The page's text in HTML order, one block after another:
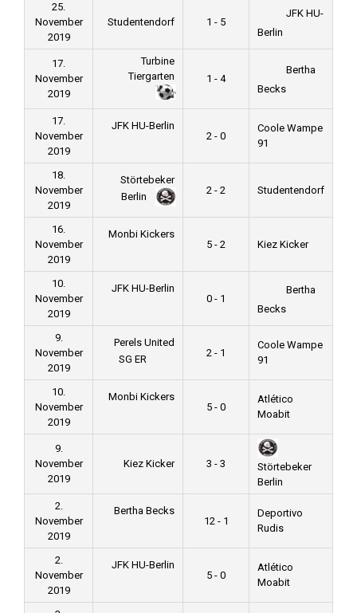
25.
November
2019
Studentendorf 1 - 5
JFK HU-
Berlin
17.
November
2019
Turbine
Tiergarten
1 - 4
Bertha
Becks
17.
November
2019
JFK HU-Berlin
2 - 0
Coole Wampe
91
18.
November
2019
Störtebeker
Berlin
2 - 2 Studentendorf
16.
November
2019
Monbi Kickers
5 - 2
Kiez Kicker
10.
November
2019
JFK HU-Berlin
0 - 1
Bertha
Becks
9.
November
2019
Perels United
SG ER
2 - 1
Coole Wampe
91
10.
November
2019
Monbi Kickers
5 - 0
Atlético
Moabit
9.
November
2019
Kiez Kicker 3 - 3
Störtebeker
Berlin
2.
November
2019
Bertha Becks
12 - 1
Deportivo
Rudis
2.
November
2019
JFK HU-Berlin
5 - 0
Atlético
Moabit